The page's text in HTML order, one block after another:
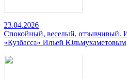
23.04.2026
Спокойный, веселый, отзывчивый.
«Кузбасса» Ильей Юльмухаметовым